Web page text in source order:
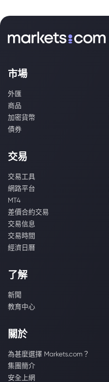
市場
外匯
商品
加密貨幣
債券
交易
交易工具
網路平台
MT4
差價合約交易
交易信息
交易時間
經濟日曆
了解
新聞
教育中心
關於
為甚麼選擇 Markets.com？
集團簡介
安全上網